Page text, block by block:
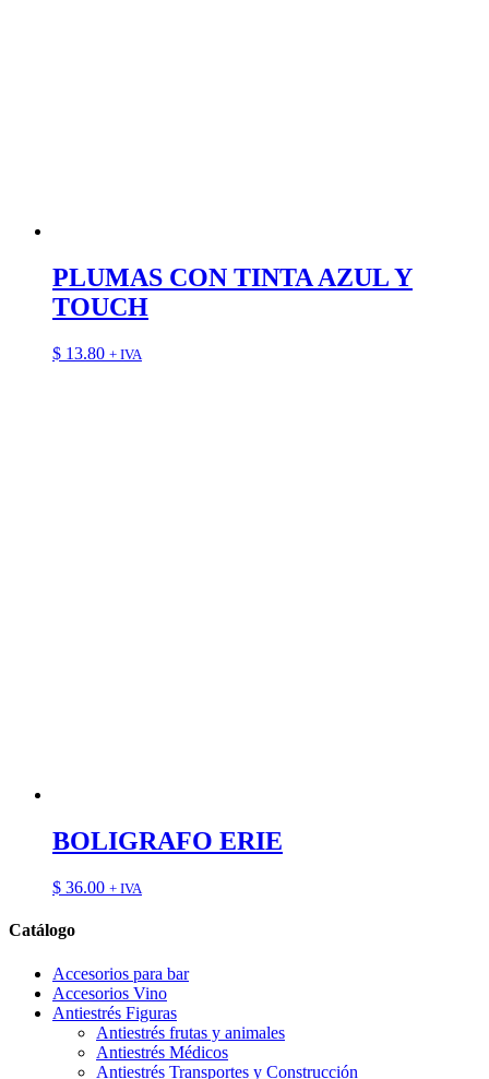
PLUMAS CON TINTA AZUL Y
TOUCH
$ 13.80 + IVA
BOLIGRAFO ERIE
$ 36.00 + IVA
Catálogo
Accesorios para bar
Accesorios Vino
Antiestrés Figuras
Antiestrés frutas y animales
Antiestrés Médicos
Antiestrés Transportes y Construcción